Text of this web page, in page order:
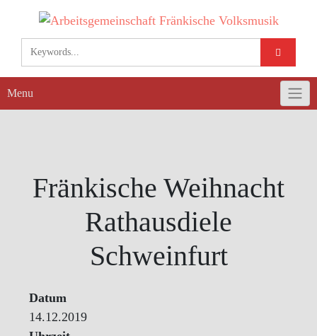
content
Menu
Fränkische Weihnacht
Rathausdiele
Schweinfurt
Datum
14.12.2019